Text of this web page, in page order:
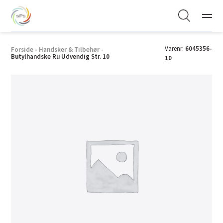
Forside - Handsker & Tilbehør -
Butylhandske Ru Udvendig Str. 10
Varenr: 6045356-
10